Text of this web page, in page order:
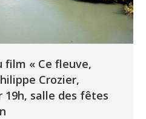
« Ce fleuve,
Crozier,
salle des fêtes